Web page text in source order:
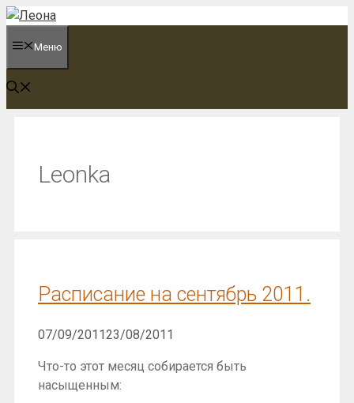
Перейти
содержимому
Меню
Leonka
Расписание на сентябрь 2011.
07/09/201123/08/2011
Что-то этот месяц собирается быть
насыщенным: